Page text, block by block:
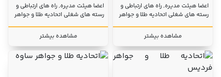
اعضا هیئت مدیره, راه های ارتباطی و
رسته های شغلی اتحادیه طلا و جواهر
مشاهده بیشتر
اعضا هیئت مدیره, راه های ارتباطی و
رسته های شغلی اتحادیه طلا و جواهر
مشاهده بیشتر